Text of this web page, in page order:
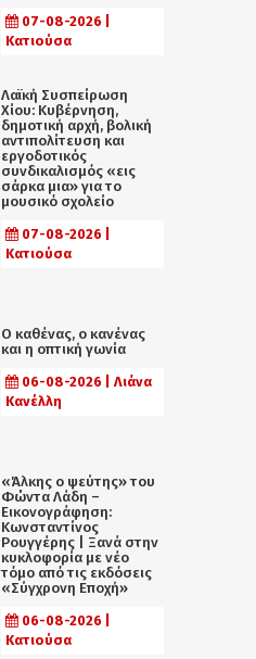
07-08-2026 |
Κατιούσα
Λαϊκή Συσπείρωση
Χίου: Κυβέρνηση,
δημοτική αρχή, βολική
αντιπολίτευση και
εργοδοτικός
συνδικαλισμός «εις
σάρκα μια» για το
μουσικό σχολείο
07-08-2026 |
Κατιούσα
Ο καθένας, ο κανένας
και η οπτική γωνία
06-08-2026 | Λιάνα
Κανέλλη
«Άλκης ο ψεύτης» του
Φώντα Λάδη –
Εικονογράφηση:
Κωνσταντίνος
Ρουγγέρης | Ξανά στην
κυκλοφορία με νέο
τόμο από τις εκδόσεις
«Σύγχρονη Εποχή»
06-08-2026 |
Κατιούσα